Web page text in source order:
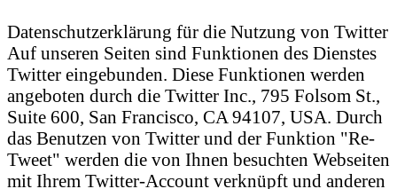
Datenschutzerklärung für die Nutzung von Twitter
Auf unseren Seiten sind Funktionen des Dienstes
Twitter eingebunden. Diese Funktionen werden
angeboten durch die Twitter Inc., 795 Folsom St.,
Suite 600, San Francisco, CA 94107, USA. Durch
das Benutzen von Twitter und der Funktion "Re-
Tweet" werden die von Ihnen besuchten Webseiten
mit Ihrem Twitter-Account verknüpft und anderen